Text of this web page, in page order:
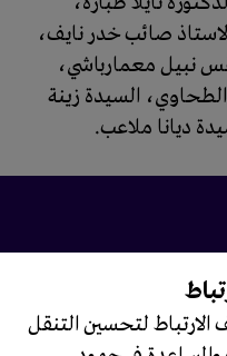
صائب خدر نايف،
نبيل معمارباشي،
السيدة زينة
ديانا ملاعب.
لتحسين التنقل